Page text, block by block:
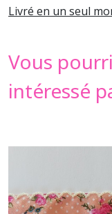
Livré en un seul
Vous
intéressé